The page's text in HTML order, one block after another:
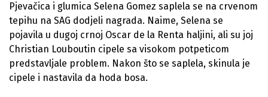
Pjevačica i glumica Selena Gomez saplela se na crvenom
tepihu na SAG dodjeli nagrada. Naime, Selena se
pojavila u dugoj crnoj Oscar de la Renta haljini, ali su joj
Christian Louboutin cipele sa visokom potpeticom
predstavljale problem. Nakon što se saplela, skinula je
cipele i nastavila da hoda bosa.